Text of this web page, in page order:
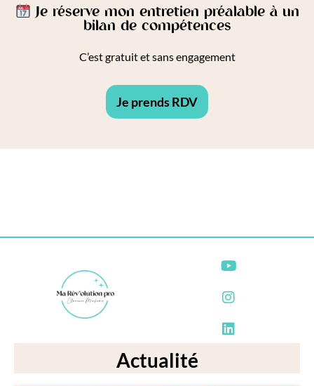
Je réserve mon entretien préalable à un
bilan de compétences
C’est gratuit et sans engagement
Je prends RDV
Actualité